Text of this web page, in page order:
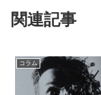
関連記事
コラム